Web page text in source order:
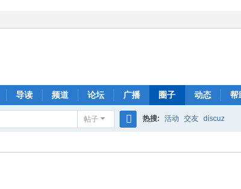
导读 频道 论坛 广播 圈子 动态 帮
帖子
索
热搜: 活动 交友 discuz